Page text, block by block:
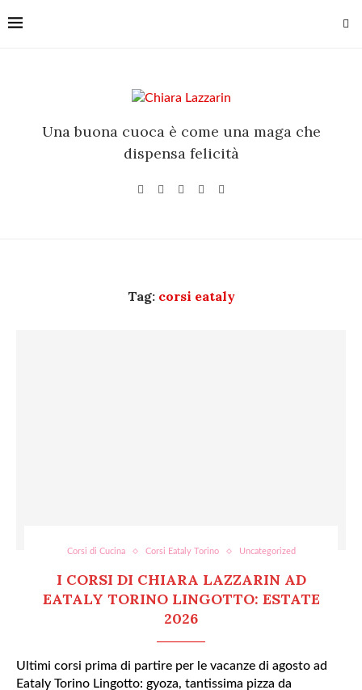
Una buona cuoca è come una maga che
dispensa felicità
Tag: corsi eataly
Corsi di Cucina Corsi Eataly Torino Uncategorized
I CORSI DI CHIARA LAZZARIN AD
EATALY TORINO LINGOTTO: ESTATE
2026
Ultimi corsi prima di partire per le vacanze di agosto ad
Eataly Torino Lingotto: gyoza, tantissima pizza da